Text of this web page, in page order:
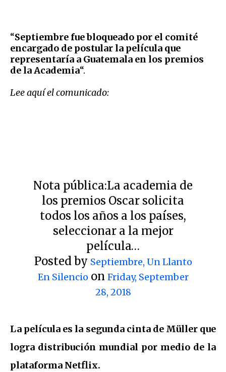
“Septiembre fue bloqueado por el comité
encargado de postular la película que
representaría a Guatemala en los premios
de la Academia“.
Lee aquí el comunicado:
Nota pública:La academia de
los premios Oscar solicita
todos los años a los países,
seleccionar a la mejor
película…
Posted by Septiembre, Un Llanto
En Silencio on Friday, September
28, 2018
La película es la segunda cinta de Müller que
logra distribución mundial por medio de la
plataforma Netflix.